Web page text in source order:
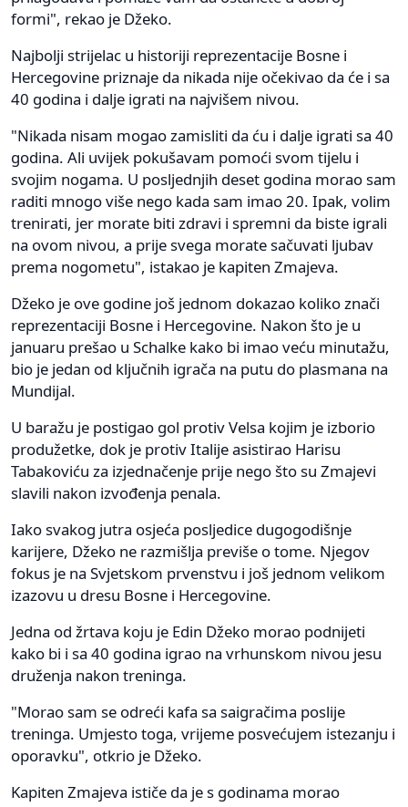
formi", rekao je Džeko.
Najbolji strijelac u historiji reprezentacije Bosne i
Hercegovine priznaje da nikada nije očekivao da će i sa
40 godina i dalje igrati na najvišem nivou.
"Nikada nisam mogao zamisliti da ću i dalje igrati sa 40
godina. Ali uvijek pokušavam pomoći svom tijelu i
svojim nogama. U posljednjih deset godina morao sam
raditi mnogo više nego kada sam imao 20. Ipak, volim
trenirati, jer morate biti zdravi i spremni da biste igrali
na ovom nivou, a prije svega morate sačuvati ljubav
prema nogometu", istakao je kapiten Zmajeva.
Džeko je ove godine još jednom dokazao koliko znači
reprezentaciji Bosne i Hercegovine. Nakon što je u
januaru prešao u Schalke kako bi imao veću minutažu,
bio je jedan od ključnih igrača na putu do plasmana na
Mundijal.
U baražu je postigao gol protiv Velsa kojim je izborio
produžetke, dok je protiv Italije asistirao Harisu
Tabakoviću za izjednačenje prije nego što su Zmajevi
slavili nakon izvođenja penala.
Iako svakog jutra osjeća posljedice dugogodišnje
karijere, Džeko ne razmišlja previše o tome. Njegov
fokus je na Svjetskom prvenstvu i još jednom velikom
izazovu u dresu Bosne i Hercegovine.
Jedna od žrtava koju je Edin Džeko morao podnijeti
kako bi i sa 40 godina igrao na vrhunskom nivou jesu
druženja nakon treninga.
"Morao sam se odreći kafa sa saigračima poslije
treninga. Umjesto toga, vrijeme posvećujem istezanju i
oporavku", otkrio je Džeko.
Kapiten Zmajeva ističe da je s godinama morao